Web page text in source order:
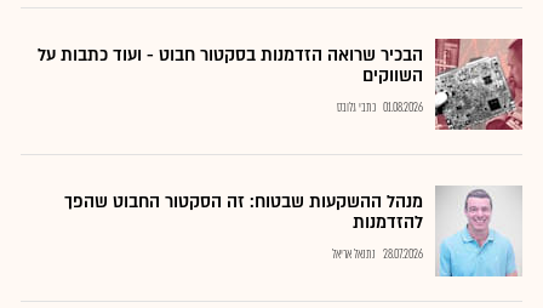
הבכיר שרואה הזדמנות בסקטור חבוט - ועוד כתבות על
השווקים
01.08.2026 כתבי גלובס
מנהל ההשקעות שבטוח: זה הסקטור החבוט שהפך
להזדמנות
28.07.2026 נתנאל אריאל